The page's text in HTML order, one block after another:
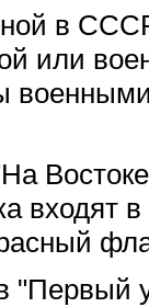
в
или
входят
"Первый